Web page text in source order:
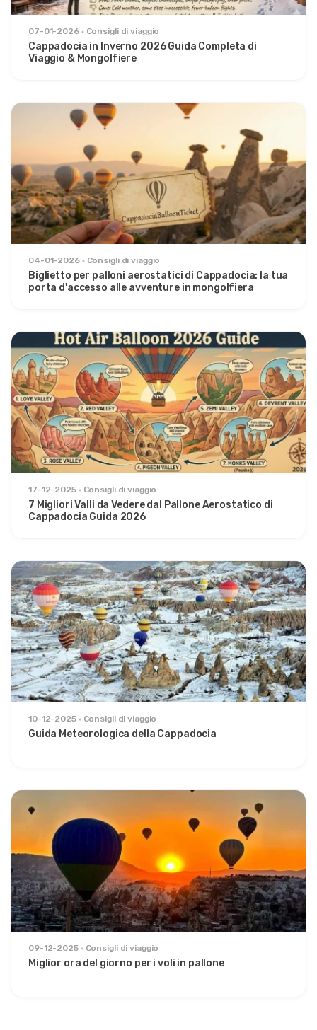
07-01-2026 Consigli di viaggio
Cappadocia in Inverno 2026 Guida Completa di
Viaggio & Mongolfiere
04-01-2026 Consigli di viaggio
Biglietto per palloni aerostatici di Cappadocia: la tua
porta d'accesso alle avventure in mongolfiera
17-12-2025 Consigli di viaggio
7 Migliori Valli da Vedere dal Pallone Aerostatico di
Cappadocia Guida 2026
10-12-2025 Consigli di viaggio
Guida Meteorologica della Cappadocia
09-12-2025 Consigli di viaggio
Miglior ora del giorno per i voli in pallone